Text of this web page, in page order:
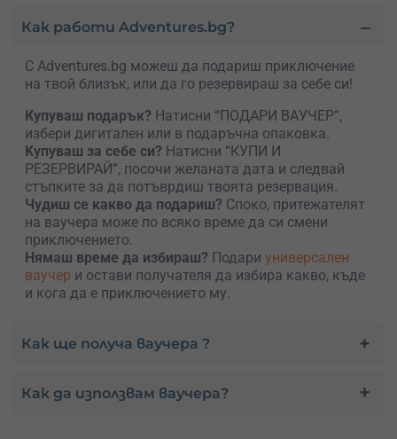
Как работи Adventures.bg?
С Adventures.bg можеш да подариш приключение
на твой близък, или да го резервираш за себе си!
Купуваш подарък? Натисни “ПОДАРИ ВАУЧЕР”,
избери дигитален или в подаръчна опаковка.
Kупуваш за себе си? Натисни “КУПИ И
РЕЗЕРВИРАЙ”, посочи желаната дата и следвай
стъпките за да потъврдиш твоята резервация.
Чудиш се какво да подариш? Споко, притежателят
на ваучера може по всяко време да си смени
приключението.
Нямаш време да избираш? Подари универсален
ваучер и остави получателя да избира какво, къде
и кога да е приключението му.
Как ще получа ваучера ?
Как да използвам ваучера?